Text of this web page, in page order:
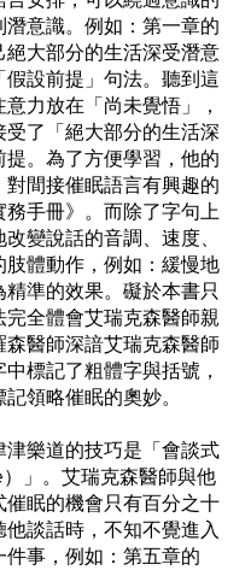
意識。例如：第一章的
大部分的生活深受潛意
設前提」句法。聽到這
力放在「尚未覺悟」，
了「絕大部分的生活深
。為了方便學習，他的
間接催眠語言有興趣的
手冊》。而除了字句上
變說話的音調、速度、
體動作，例如：緩慢地
準的效果。礙於本書只
全體會艾瑞克森醫師親
醫師深諳艾瑞克森醫師
標記了粗體字與括號，
領略催眠的奧妙。
樂道的技巧是「會談式
」。艾瑞克森醫師與他
眠的機會只有百分之十
談話時，不知不覺進入
事，例如：第五章的